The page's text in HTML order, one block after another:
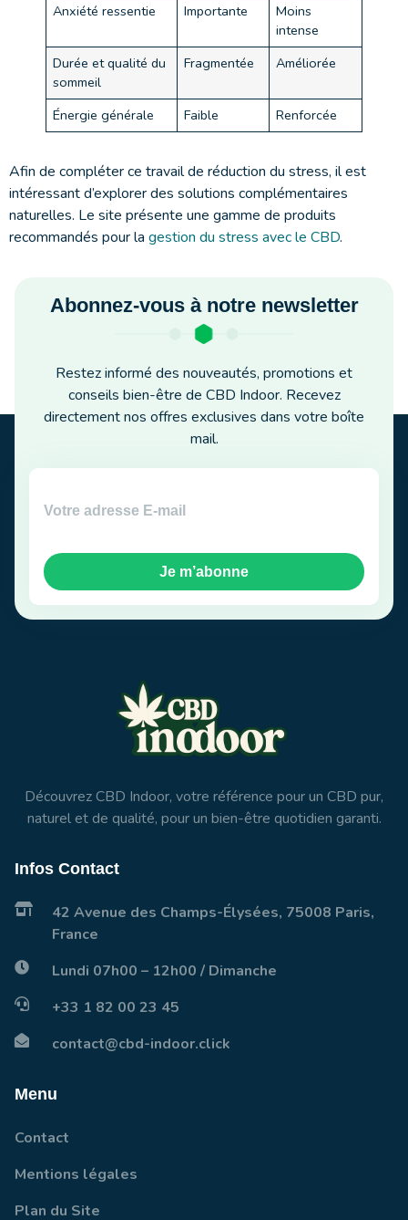
Anxiété ressentie
Importante
Moins
intense
Durée et qualité du
sommeil
Fragmentée Améliorée
Énergie générale Faible Renforcée
Afin de compléter ce travail de réduction du stress, il est
intéressant d’explorer des solutions complémentaires
naturelles. Le site présente une gamme de produits
recommandés pour la gestion du stress avec le CBD.
Abonnez-vous à notre newsletter
Restez informé des nouveautés, promotions et
conseils bien-être de CBD Indoor. Recevez
directement nos offres exclusives dans votre boîte
mail.
Je m’abonne
Découvrez CBD Indoor, votre référence pour un CBD pur,
naturel et de qualité, pour un bien-être quotidien garanti.
Infos Contact
42 Avenue des Champs-Élysées, 75008 Paris,
France
Lundi 07h00 – 12h00 / Dimanche
+33 1 82 00 23 45
contact@cbd-indoor.click
Menu
Contact
Mentions légales
Plan du Site